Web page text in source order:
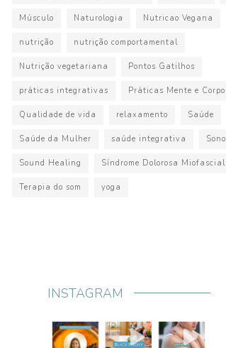
Músculo Naturologia Nutricao Vegana
nutrição nutrição comportamental
Nutrição vegetariana Pontos Gatilhos
práticas integrativas Práticas Mente e Corpo
Qualidade de vida relaxamento Saúde
Saúde da Mulher saúde integrativa Sono
Sound Healing Síndrome Dolorosa Miofascial
Terapia do som yoga
INSTAGRAM